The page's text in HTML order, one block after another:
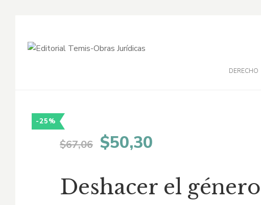
DERECHO
-25%
$67,06 El
original
$50,30
actual
Deshacer el género